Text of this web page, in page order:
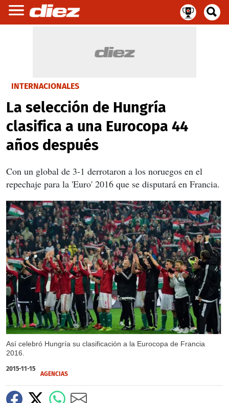
INTERNACIONALES
La selección de Hungría
clasifica a una Eurocopa 44
años después
Con un global de 3-1 derrotaron a los noruegos en el
repechaje para la 'Euro' 2016 que se disputará en Francia.
Así celebró Hungría su clasificación a la Eurocopa de Francia
2016.
X
2015-11-15
AGENCIAS